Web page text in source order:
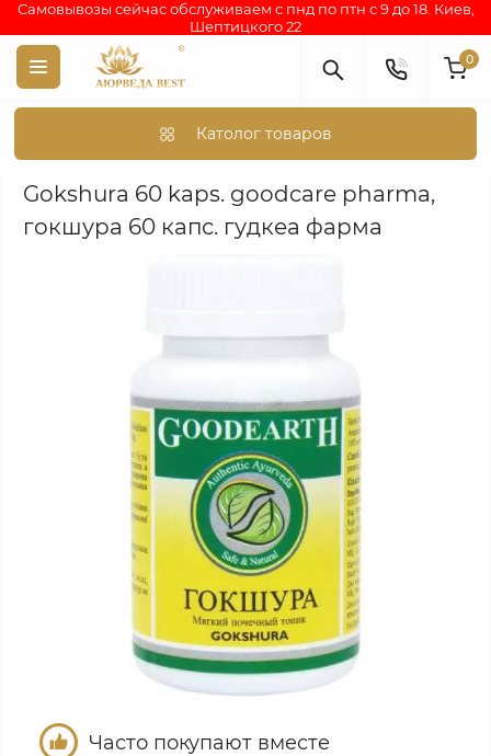
Самовывозы сейчас обслуживаем с пнд по птн с 9 до 18. Киев,
Шептицкого 22
0
Католог товаров
Аюрведа каталог индийских товаров АЮРВЕДИЧЕСКИЕ
Gokshura 60 kaps. goodcare pharma,
гокшура 60 капс. гудкеа фарма
Часто покупают вместе